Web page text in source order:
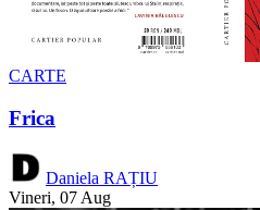
CARTE
Frica
Daniela RAȚIU
Vineri, 07 Aug